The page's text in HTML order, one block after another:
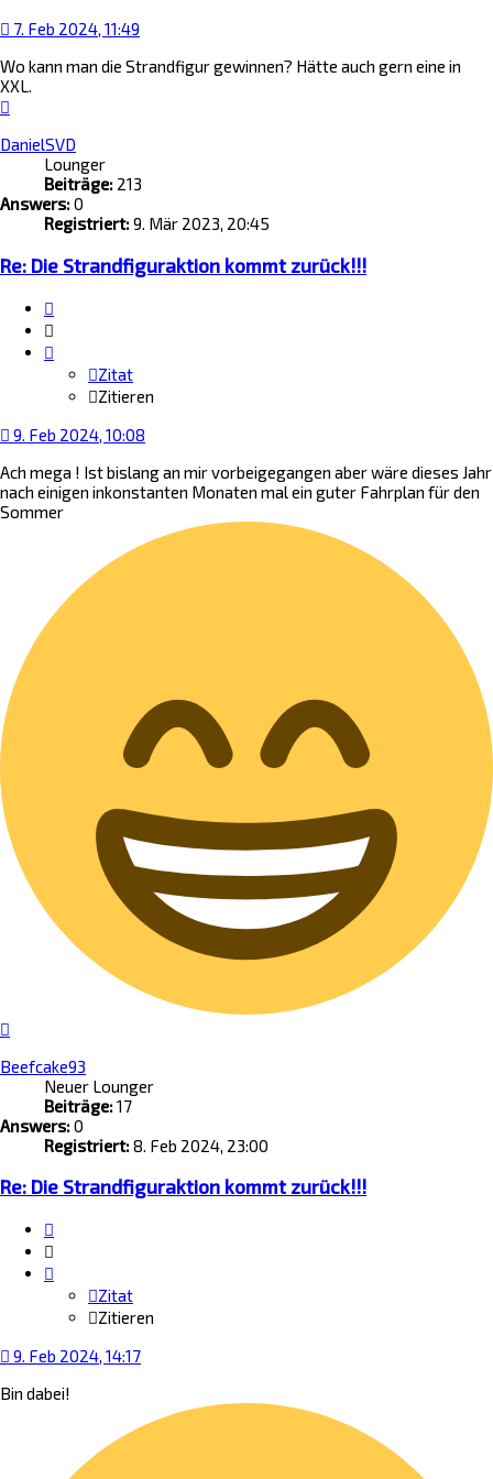
7. Feb 2024, 11:49
Wo kann man die Strandfigur gewinnen? Hätte auch gern eine in
XXL.
DanielSVD
Lounger
Beiträge: 213
Answers:0
Registriert:9. Mär 2023, 20:45
Re: Die Strandfiguraktion kommt zurück!!!
Zitat
Zitieren
9. Feb 2024, 10:08
Ach mega ! Ist bislang an mir vorbeigegangen aber wäre dieses Jahr
nach einigen inkonstanten Monaten mal ein guter Fahrplan für den
Sommer
Beefcake93
Neuer Lounger
Beiträge:17
Answers:0
Registriert:8. Feb 2024, 23:00
Re: Die Strandfiguraktion kommt zurück!!!
Zitat
Zitieren
9. Feb 2024, 14:17
Bin dabei!